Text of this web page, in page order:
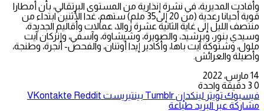
وأفادت المديرية، في نشرة إنذارية من المستوى البرتقالي، بأن أمطارا
قوية أحيانا رعدية (من 20 إلى35 ملم) ستهم، غدا الأثنين ابتداء من
منتصف الليل إلى غاية الثانية عشرة زوالا، عمالات وأقاليم الجديدة،
وسيدي بنور، وبرشيد، والصويرة، وشيشاوة، وآسفي، وإنزكان آيت
ملول، وشتوكة آيت باها، وأكادير إيدا أوتنان، والفحص- أنجرة، وطنجة،
وأصيلة والعرائش.
14 مارس، 2022
0
دقيقة واحدة
فيسبوك تويتر لينكدإن بينتيريست
مشاركة عبر البريد طباعة